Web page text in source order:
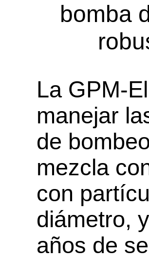
bomba
La GPM-
manejar
de
mezcla
con
diámetro,
años de